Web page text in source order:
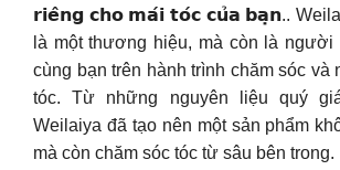
𝗿𝗶𝗲̂𝗻𝗴 𝗰𝗵𝗼 𝗺𝗮́𝗶 𝘁𝗼́𝗰 𝗰𝘂̉𝗮 𝗯𝗮̣𝗻..
là một thương hiệu, mà còn là người
cùng bạn trên hành trình chăm sóc và
tóc. Từ những nguyên liệu quý
Weilaiya đã tạo nên một sản phẩm
mà còn chăm sóc tóc từ sâu bên trong.